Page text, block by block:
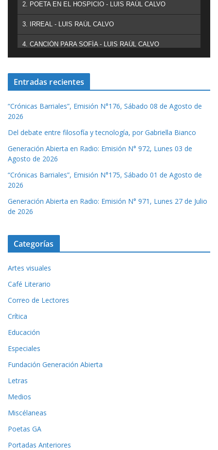
2. POETA EN EL HOSPICIO - LUIS RAÚL CALVO
3. IRREAL - LUIS RAÚL CALVO
4. CANCIÓN PARA SOFÍA - LUIS RAÚL CALVO
Entradas recientes
“Crónicas Barriales”, Emisión N°176, Sábado 08 de Agosto de
2026
Del debate entre filosofía y tecnología, por Gabriella Bianco
Generación Abierta en Radio: Emisión N° 972, Lunes 03 de
Agosto de 2026
“Crónicas Barriales”, Emisión N°175, Sábado 01 de Agosto de
2026
Generación Abierta en Radio: Emisión N° 971, Lunes 27 de Julio
de 2026
Categorías
Artes visuales
Café Literario
Correo de Lectores
Crítica
Educación
Especiales
Fundación Generación Abierta
Letras
Medios
Miscélaneas
Poetas GA
Portadas Anteriores